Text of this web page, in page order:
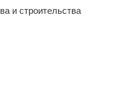
и строительства